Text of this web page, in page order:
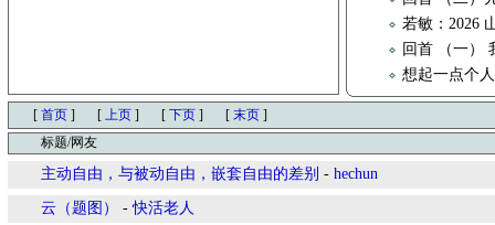
若敏：2026
回首 （一）
想起一点个
[ 首页 ] [ 上页 ] [ 下页 ] [ 末页 ]
标题/网友
主动自由，与被动自由，嵌套自由的差别 - hechun
云（题图） -快活老人